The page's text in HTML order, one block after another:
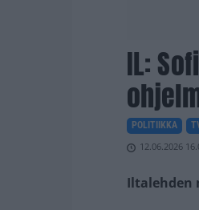
IL:
POLITIIKKA
12.06.2026
Iltalehden